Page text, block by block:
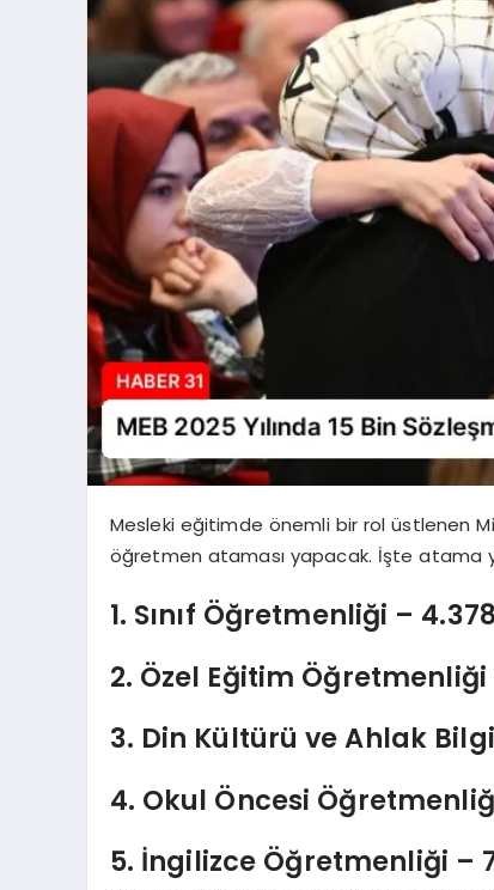
Mesleki eğitimde önemli bir rol üstlenen
öğretmen ataması yapacak. İşte atama
1. Sınıf Öğretmenliği –
2. Özel Eğitim
3. Din Kültürü ve Ahlak
4. Okul Öncesi
5. İngilizce Öğretmenliği –